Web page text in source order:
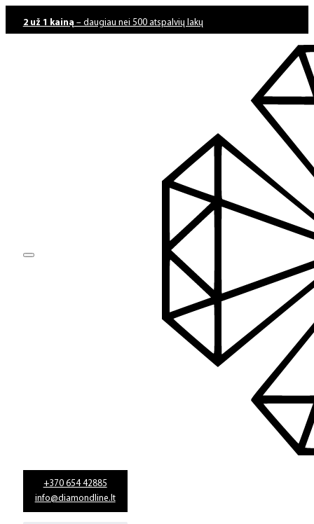
2 už 1 kainą – daugiau nei 500 atspalvių lakų
+370 654 42885
info@diamondline.lt